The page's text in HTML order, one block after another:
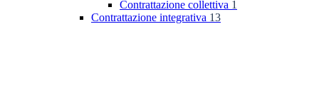
Contrattazione collettiva 1
Contrattazione integrativa 13